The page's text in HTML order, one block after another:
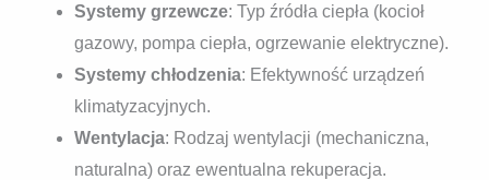
Systemy grzewcze: Typ źródła ciepła (kocioł
gazowy, pompa ciepła, ogrzewanie elektryczne).
Systemy chłodzenia: Efektywność urządzeń
klimatyzacyjnych.
Wentylacja: Rodzaj wentylacji (mechaniczna,
naturalna) oraz ewentualna rekuperacja.